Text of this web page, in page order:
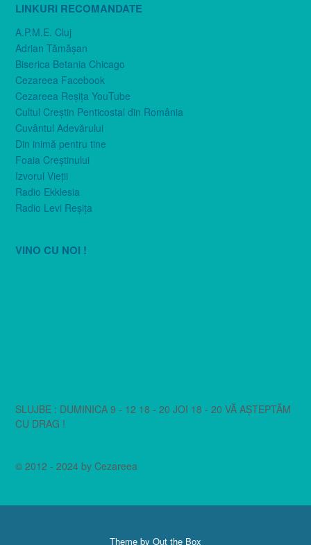
LINKURI RECOMANDATE
A.P.M.E. Cluj
Adrian Tămăşan
Biserica Betania Chicago
Cezareea Facebook
Cezareea Reşiţa YouTube
Cultul Creştin Penticostal din România
Cuvântul Adevărului
Din inimă pentru tine
Foaia Creştinului
Izvorul Vieţii
Radio Ekklesia
Radio Levi Reşiţa
VINO CU NOI !
SLUJBE : DUMINICA 9 - 12 18 - 20 JOI 18 - 20 VĂ AȘTEPTĂM
CU DRAG !
© 2012 - 2024 by Cezareea
Theme by Out the Box